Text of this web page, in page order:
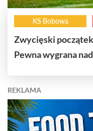
KS Bobowa
Zwycięski
Pewna wygrana
REKLAMA